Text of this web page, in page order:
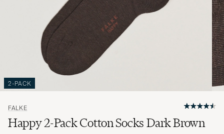
2-PACK
FALKE
Happy 2-Pack Cotton Socks Dark Brown